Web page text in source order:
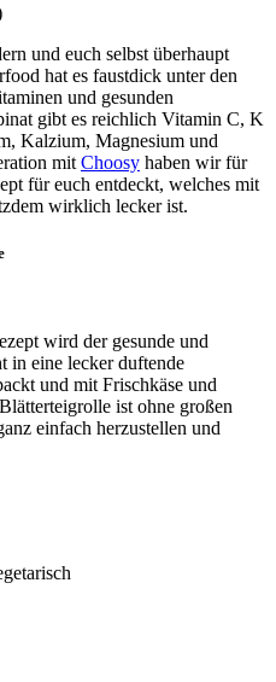
und euch selbst überhaupt
hat es faustdick unter den
und gesunden
gibt es reichlich Vitamin C, K
Kalzium, Magnesium und
mit Choosy haben wir für
für euch entdeckt, welches mit
wirklich lecker ist.
wird der gesunde und
in eine lecker duftende
und mit Frischkäse und
ist ohne großen
einfach herzustellen und